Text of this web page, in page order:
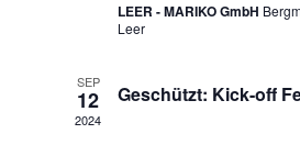
LEER - MARIKO GmbH
Leer
SEP
12
2024
Geschützt: Kick-off